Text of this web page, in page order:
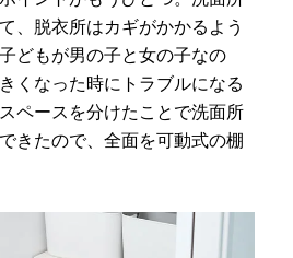
、脱衣所はカギがかかるよう
どもが男の子と女の子なの
くなった時にトラブルになる
ペースを分けたことで洗面所
きたので、全面を可動式の棚